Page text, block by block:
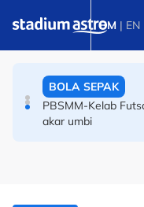
BM | EN
PBSMM-Kelab
BOLA SEPAK
Rasmi Piala
masih gagal buru